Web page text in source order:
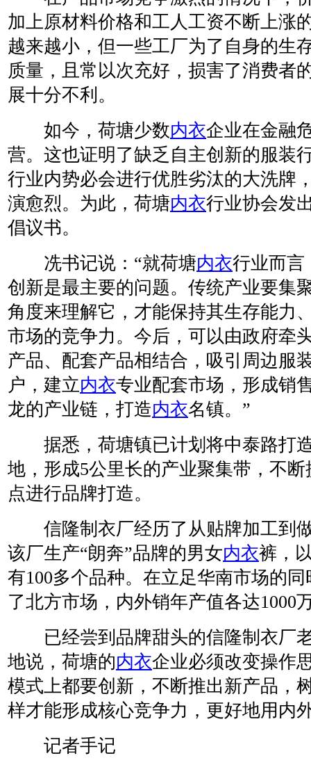
加上原材料价格和工人工资不断上涨
越来越小，但一些工厂为了自身的生
质量，且常以次充好，损害了消费者
展十分不利。
如今，荷塘少数内衣企业在金融
营。这也证明了缺乏自主创新的服装
行业内势必会进行优胜劣汰的大洗牌
演愈烈。为此，荷塘内衣行业协会发
倡议书。
冼书记说：“就荷塘内衣行业而言
创新是最主要的问题。传统产业要集
角度来理解它，才能保持其生存能力
市场的竞争力。今后，可以由政府牵
产品、配套产品相结合，吸引周边服
户，建立内衣专业配套市场，形成销
龙的产业链，打造内衣名镇。”
据悉，荷塘镇已计划将中泰路打
地，形成5公里长的产业聚集带，不
点进行品牌打造。
信隆制衣厂经历了从贴牌加工到
该厂生产“朗奔”品牌的男女内衣裤，
有100多个品种。在立足华南市场的
了北方市场，内外销年产值各达1000
已经尝到品牌甜头的信隆制衣厂
地说，荷塘的内衣企业必须改变操作
模式上都要创新，不断推出新产品，
样才能形成核心竞争力，更好地用内
记者手记